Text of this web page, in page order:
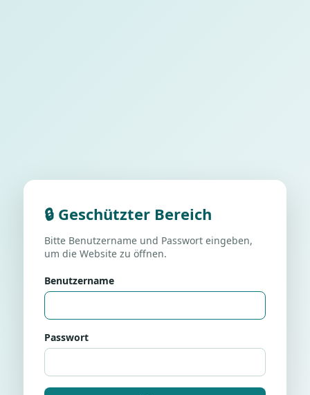
🔒 Geschützter Bereich
Bitte Benutzername und Passwort eingeben,
um die Website zu öffnen.
Benutzername
Passwort